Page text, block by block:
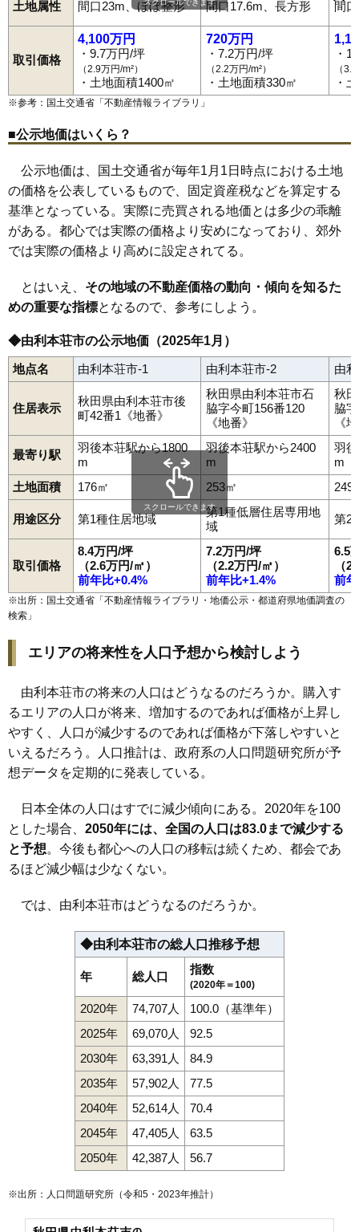
土地属性 間口23m、ほぼ整形 間口17.6m、長方形 間
取引価格
4,100万円
・9.7万円/坪
（2.9万円/m²）
・土地面積1400㎡
720万円
・7.2万円/坪
（2.2万円/m²）
・土地面積330㎡
・
（
・
スクロールできます
※参考：国土交通省「不動産情報ライブラリ 」
■公示地価はいくら？
公示地価は、国土交通省が毎年1月1日時点における土地
の価格を公表しているもので、固定資産税などを算定する
基準となっている。実際に売買される地価とは多少の乖離
がある。都心では実際の価格より安めになっており、郊外
では実際の価格より高めに設定されてる。
とはいえ、 その地域の不動産価格の動向・傾向を知るた
めの重要な指標となるので、参考にしよう。
◆由利本荘市の公示地価（2025年1月）
地点名 由利本荘市-1 由利本荘市-2 由
住居表示
秋田県由利本荘市後
町42番1《地番》
秋田県由利本荘市石
脇字今町156番120
《地番》
秋
脇
《
最寄り駅
羽後本荘駅から1800
m
羽後本荘駅から2400
m
羽
m
土地面積
176㎡ 253㎡ 249
用途区分 第1種住居地域
第1種低層住居専用地
域
第2
取引価格
8.4万円/坪
（2.6万円/㎡）
前年比+0.4%
7.2万円/坪
（2.2万円/㎡）
前年比+1.4%
6.5
（
前
スクロールできます
※出所：国土交通省「不動産情報ライブラリ・地価公示・都道府県地価調査の
検索 」
エリアの将来性を人口予想から検討しよう
由利本荘市の将来の人口はどうなるのだろうか。購入す
るエリアの人口が将来、増加するのであれば価格が上昇し
やすく、人口が減少するのであれば価格が下落しやすいと
いえるだろう。人口推計は、政府系の人口問題研究所が予
想データを定期的に発表している。
日本全体の人口はすでに減少傾向にある。2020年を100
とした場合、 2050年には、全国の人口は83.0まで減少する
と予想。今後も都心への人口の移転は続くため、都会であ
るほど減少幅は少なくない。
では、由利本荘市はどうなるのだろうか。
◆由利本荘市の総人口推移予想
年 総人口
指数
(2020年＝100)
2020年 74,707人
100.0（基準年）
2025年
69,070人
92.5
2030年
63,391人
84.9
2035年
57,902人
77.5
2040年
52,614人
70.4
2045年
47,405人
63.5
2050年
42,387人 56.7
※出所：人口問題研究所（令和5・2023年推計）
神沢砂子下館鳥海町上笹子鳥海町百宅土谷鶴沼出戸町
西目町出戸 西目町西目 二番堰八幡下
東鮎川東梵天東由利老方 東由利舘合古雪町
前郷松街道 松ケ崎万願寺 矢島町城内矢島町立石
矢島町七日町矢島町元町 矢島町矢島町本荘
西目駅 羽後本荘駅羽後岩谷駅羽後亀田駅岩城みなと駅
道川駅薬師堂駅子吉駅鮎川駅前郷駅矢島駅